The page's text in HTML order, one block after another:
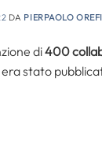
DA PIERPAOLO
di400
stato